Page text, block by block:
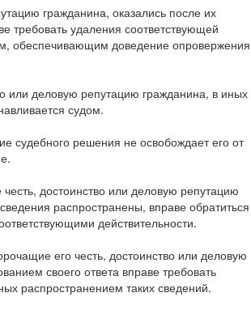
гражданина, оказались после их
требовать удаления соответствующей
обеспечивающим доведение опровержения
или деловую репутацию гражданина, в иных
судом.
судебного решения не освобождает его от
достоинство или деловую репутацию
распространены, вправе обратиться
действительности.
его честь, достоинство или деловую
своего ответа вправе требовать
распространением таких сведений.